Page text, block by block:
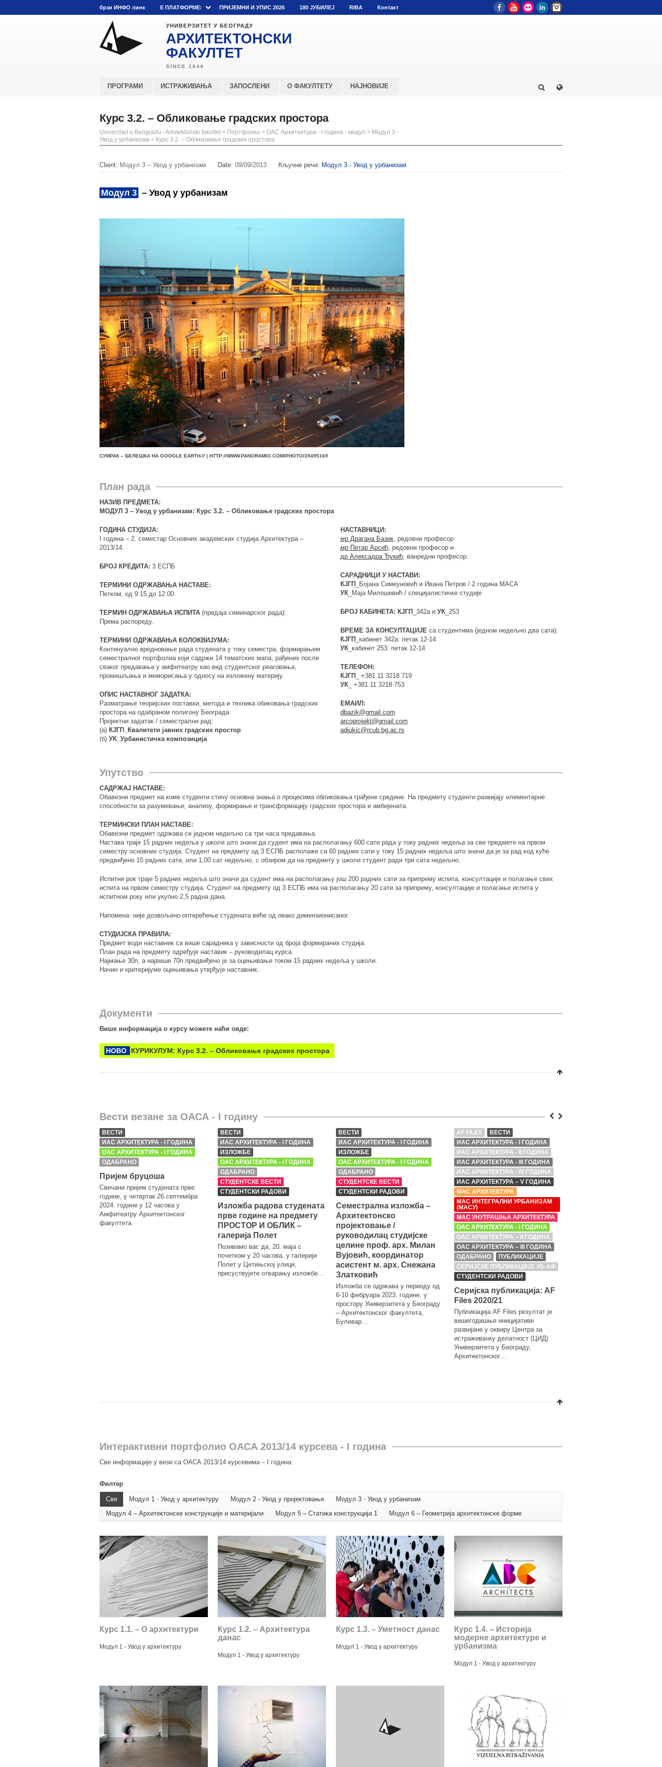
брзи ИНФО линк E ПЛАТФОРМЕ: ПРИЈЕМНИ И УПИС 2026 180 ЈУБИЛЕЈ RIBA Контакт FacebookYouTube
Flickr LinkedIn
УНИВЕРЗИТЕТ У БЕОГРАДУ
АРХИТЕКТОНСКИ
ФАКУЛТЕТ
ПРОГРАМИ ИСТРАЖИВАЊА ЗАПОСЛЕНИ О ФАКУЛТЕТУ НАЈНОВИЈЕ
Курс 3.2. – Обликовање градских простора
Univerzitet u Beogradu - Arhitektonski fakultet > Портфолио > ОАС Архитектура - I година - модул > Модул 3 -
Увод у урбанизам > Курс 3.2. – Обликовање градских простора
Client: Модул 3 – Увод у урбанизам Date: 09/09/2013 Кључне речи: Модул 3 - Увод у урбанизам
Модул 3 – Увод у урбанизам
СУМРАК – БЕЛЕШКА НА GOOGLE EARTH-У | HTTP://WWW.PANORAMIO.COM/PHOTO/39495169
План рада
НАЗИВ ПРЕДМЕТА:
МОДУЛ 3 – Увод у урбанизам: Курс 3.2. – Обликовање градских простора
ГОДИНА СТУДИЈА:
I година – 2. семестар Основних академских студија Архитектура –
2013/14.
БРОЈ КРЕДИТА: 3 ЕСПБ
ТЕРМИНИ ОДРЖАВАЊА НАСТАВЕ:
Петком, од 9:15 до 12:00.
ТЕРМИН ОДРЖАВАЊА ИСПИТА (предаја семинарског рада):
Према распореду.
ТЕРМИНИ ОДРЖАВАЊА КОЛОКВИЈУМА:
Континуално вредновање рада студената у току семестра, формирањем
семестралног портфолиа који садржи 14 тематских мапа, рађених после
сваког предавања у амфитеатру као вид студентског реаговања,
промишљања и меморисања у односу на изложену материју.
ОПИС НАСТАВНОГ ЗАДАТКА:
Разматрање теоријских поставки, метода и техника обиковања градских
простора на одабраном полигону Београда.
Пројектни задатак / семестрални рад:
(а) КЈГП_Квалитети јавних градских простор
(б) УК_Урбанистичка композиција
НАСТАВНИЦИ:
мр Драгана Базик, редовни професор
мр Петар Арсић, редовни професор и
др Алексадра Ђукић, ванредни професор.
САРАДНИЦИ У НАСТАВИ:
КЈГП
_Бојана Симеуновић и Ивана Петров / 2 година МАСА
УК_Маја Милошевић / специјалистичке студије
БРОЈ КАБИНЕТА: КЈГП _342а и УК_253
ВРЕМЕ ЗА КОНСУЛТАЦИЈЕ са студентима (једном недељно два сата):
КЈГП _кабинет 342а: петак 12-14
УК_кабинет 253: петак 12-14
ТЕЛЕФОН:
КЈГП
_ +381 11 3218 719
УК_ +381 11 3218 753
ЕМАИЛ:
dbazik@gmail.com
arcoprojekt@gmail.com
adjukic@rcub.bg.ac.rs
Упутство
САДРЖАЈ НАСТАВЕ:
Обавезни предмет на коме студенти стичу основна знања о процесима обликовања грађене средине. На предмету студенти развијају елементарне
способности за разумевање, анализу, формирање и трансформацију градских простора и амбијената.
ТЕРМИНСКИ ПЛАН НАСТАВЕ:
Обавезни предмет одржава се једном недељно са три часа предавања.
Настава траје 15 радних недеља у школи што значи да судент има на располагању 600 сати рада у току радних недеља за све предмете на првом
семестру основних студија. Студент на предмету од 3 ЕСПБ располаже са 60 радних сати у току 15 радних недеља што значи да је за рад код куће
предвиђено 15 радних сати, или 1,00 сат недељно, с обзиром да на предмету у школи студент ради три сата недељно.
Испитни рок траје 5 радних недеља што значи да судент има на располагању још 200 радних сати за припрему испита, консултације и полагање свих
испита на првом семестру студија. Студент на предмету од 3 ЕСПБ има на располагању 20 сати за припрему, консултације и полагање испита у
испитном року или укупно 2,5 радна дана.
Напомена: није дозвољено оптерећење студената веће од овако димензионисаног.
СТУДИЈСКА ПРАВИЛА:
Предмет води наставник са више сарадника у зависности од броја формираних студија.
План рада на предмету одређује наставик – руководилац курса.
Најмање 30п, а највише 70п предвиђено је за оцењивање током 15 радних недеља у школи.
Начин и критеријуме оцењивања утврђује наставник.
Документи
Више информација о курсу можете наћи овде:
НОВО КУРИКУЛУМ: Курс 3.2. – Обликовање градских простора
Вести везане за ОАСА - I годину
ВЕСТИ
ИАС АРХИТЕКТУРА - I ГОДИНА
ОАС АРХИТЕКТУРА - I ГОДИНА
ОДАБРАНО
Пријем бруцоша
Свечани пријем студената прве
године, у четвртак 26.септембра
2024. године у 12 часова у
Амфитеатру Архитектонског
факултета
ВЕСТИ
ИАС АРХИТЕКТУРА - I ГОДИНА
ИЗЛОЖБЕ
ОАС АРХИТЕКТУРА - I ГОДИНА
ОДАБРАНО
СТУДЕНТСКЕ ВЕСТИ
СТУДЕНТСКИ РАДОВИ
Изложба радова студената
прве године на предмету
ПРОСТОР И ОБЛИК –
галерија Полет
Позивамо вас да, 20. маја с
почетком у 20 часова, у галерији
Полет у Цетињској улици,
присуствујете отварању изложбе…
ВЕСТИ
ИАС АРХИТЕКТУРА - I ГОДИНА
ИЗЛОЖБЕ
ОАС АРХИТЕКТУРА - I ГОДИНА
ОДАБРАНО
СТУДЕНТСКЕ ВЕСТИ
СТУДЕНТСКИ РАДОВИ
Семестрална изложба –
Архитектонско
пројектовање /
руководилац студијске
целине проф. арх. Милан
Вујовић, координатор
асистент м. арх. Снежана
Златковић
Изложба се одржава у периоду од
6-10 фебруара 2023. године, у
простору Универзитета у Београду
– Архитектонског факултета,
Булевар…
AF FILES
ВЕСТИ
ИАС АРХИТЕКТУРА - I ГОДИНА
ИАС АРХИТЕКТУРА - II ГОДИНА
ИАС АРХИТЕКТУРА - III ГОДИНА
ИАС АРХИТЕКТУРА - IV ГОДИНА
ИАС АРХИТЕКТУРА – V ГОДИНА
МАС АРХИТЕКТУРА
МАС ИНТЕГРАЛНИ УРБАНИЗАМ
(МАСУ)
МАС УНУТРАШЊА АРХИТЕКТУРА
ОАС АРХИТЕКТУРА - I ГОДИНА
ОАС АРХИТЕКТУРА – II ГОДИНА
ОАС АРХИТЕКТУРА – III ГОДИНА
ОДАБРАНО
ПУБЛИКАЦИЈЕ
СЕРИЈСКЕ ПУБЛИКАЦИЈЕ УБ-АФ
СТУДЕНТСКИ РАДОВИ
Серијска публикација: AF
Files 2020/21
Публикација AF Files резултат је
вишегодишње иницијативе
развијане у оквиру Центра за
истраживачку делатност (ЦИД)
Универзитета у Београду,
Архитектонског…
Интерактивни портфолио ОАСА 2013/14 курсева - I година
Све информације у вези са ОАСА 2013/14 курсевима – I година:
Филтер
Све Модул 1 - Увод у архитектуру Модул 2 - Увод у пројектовање
Модул 3 - Увод у урбанизам
Модул 4 – Архитектонске конструкције и материјали
Модул 5 – Статика конструкција 1 Модул 6 – Геометрија архитектонске форме
Курс 1.1. – О архитектури
Модул 1 - Увод у архитектуру
Курс 1.2. – Архитектурa
данас
Модул 1 - Увод у архитектуру
Курс 1.3. – Уметност данас
Модул 1 - Увод у архитектуру
Курс 1.4. – Историја
модерне архитектуре и
урбанизма
Модул 1 - Увод у архитектуру